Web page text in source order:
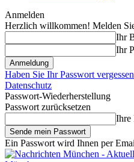
Anmelden
Herzlich willkommen! Melden
Ihr
Ihr
Haben Sie Ihr Passwort
Datenschutz
Passwort-Wiederherstellung
Passwort zurücksetzen
Ihre
Ein Passwort wird Ihnen per